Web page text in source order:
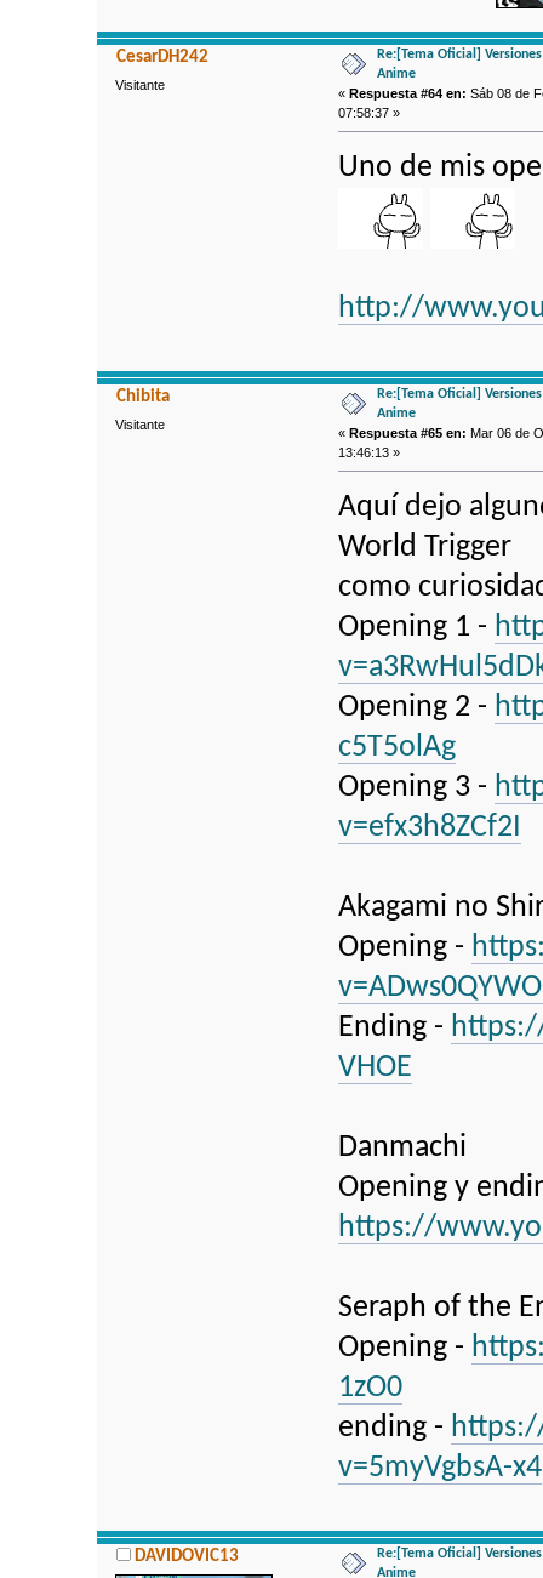
CesarDH242
Visitante
Re:[Tema Oficial]
Anime
«Respuesta #64 en: Sáb 08 de
07:58:37 »
Uno de mis
http://
Chibita
Visitante
Re:[Tema Oficial]
Anime
«Respuesta #65 en: Mar 06 de
13:46:13 »
Aquí dejo
World Trigger
como
Opening 1 -
Opening 2 -
c5T5olAg
Opening 3 -
v=efx3h8ZCf2I
Akagami no
Opening -
Ending -
VHOE
Danmachi
Opening y
https://
Seraph of the
Opening -
1zO0
ending -
v=5myVgbsA-x4
DAVIDOVIC13
Re:[Tema Oficial]
Anime